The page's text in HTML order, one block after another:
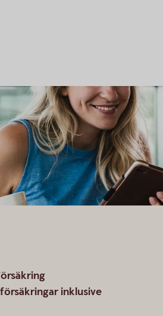
inklusive